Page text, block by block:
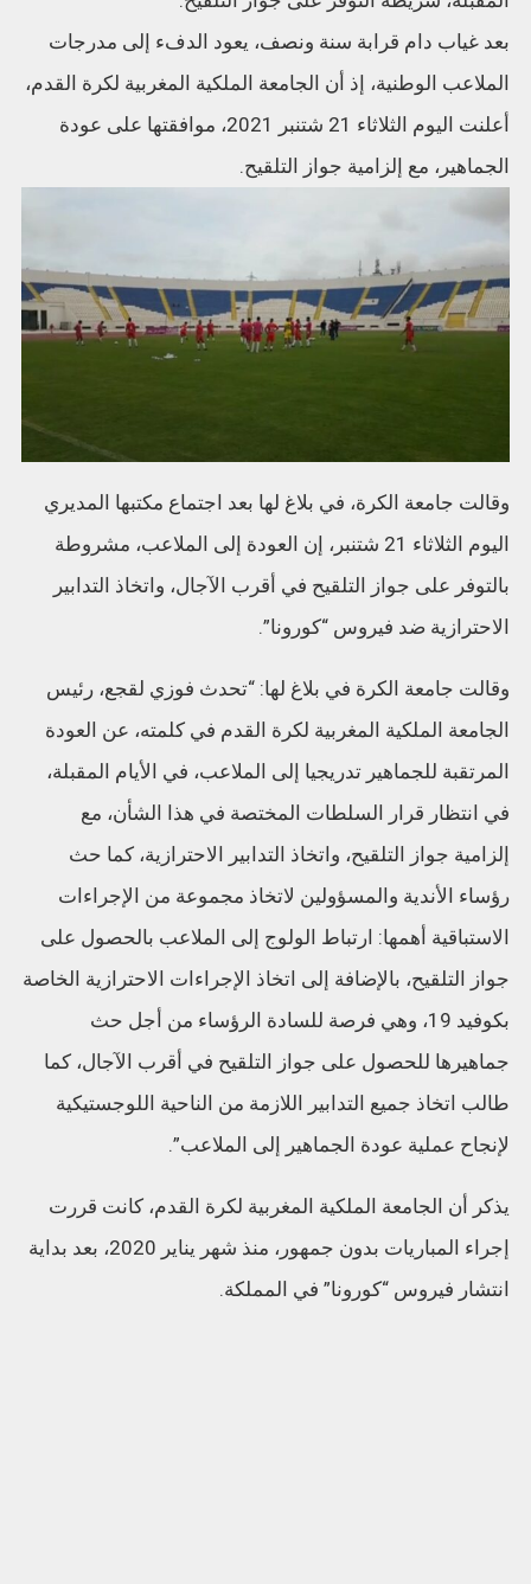
بعد غياب دام قرابة سنة ونصف، يعود الدفء إلى مدرجات
الملاعب الوطنية، إذ أن الجامعة الملكية المغربية لكرة القدم،
أعلنت اليوم الثلاثاء 21 شتنبر 2021، موافقتها على عودة
الجماهير، مع إلزامية جواز التلقيح.
وقالت جامعة الكرة، في بلاغ لها بعد اجتماع مكتبها المديري
اليوم الثلاثاء 21 شتنبر، إن العودة إلى الملاعب، مشروطة
بالتوفر على جواز التلقيح في أقرب الآجال، واتخاذ التدابير
الاحترازية ضد فيروس “كورونا”.
وقالت جامعة الكرة في بلاغ لها: “تحدث فوزي لقجع، رئيس
الجامعة الملكية المغربية لكرة القدم في كلمته، عن العودة
المرتقبة للجماهير تدريجيا إلى الملاعب، في الأيام المقبلة،
في انتظار قرار السلطات المختصة في هذا الشأن، مع
إلزامية جواز التلقيح، واتخاذ التدابير الاحترازية، كما حث
رؤساء الأندية والمسؤولين لاتخاذ مجموعة من الإجراءات
الاستباقية أهمها: ارتباط الولوج إلى الملاعب بالحصول على
جواز التلقيح، بالإضافة إلى اتخاذ الإجراءات الاحترازية الخاصة
بكوفيد 19، وهي فرصة للسادة الرؤساء من أجل حث
جماهيرها للحصول على جواز التلقيح في أقرب الآجال، كما
طالب اتخاذ جميع التدابير اللازمة من الناحية اللوجستيكية
لإنجاح عملية عودة الجماهير إلى الملاعب”.
يذكر أن الجامعة الملكية المغربية لكرة القدم، كانت قررت
إجراء المباريات بدون جمهور، منذ شهر يناير 2020، بعد بداية
انتشار فيروس “كورونا” في المملكة.